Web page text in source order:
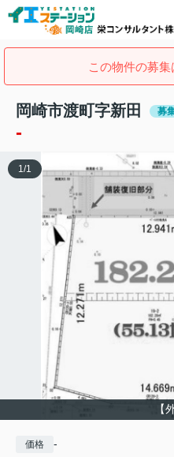
この物件の募集
岡崎市渡町字新田 募
-
【
1/1
価格 -